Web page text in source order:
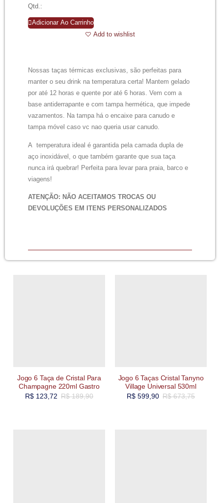
Qtd.:
Adicionar Ao Carrinho
Add to wishlist
Nossas taças térmicas exclusivas, são perfeitas para
manter o seu drink na temperatura certa! Mantem gelado
por até 12 horas e quente por até 6 horas. Vem com a
base antiderrapante e com tampa hermética, que impede
vazamentos. Na tampa há o encaixe para canudo e
tampa móvel caso vc nao queria usar canudo.
A temperatura ideal é garantida pela camada dupla de
aço inoxidável, o que também garante que sua taça
nunca irá quebrar! Perfeita para levar para praia, barco e
viagens!
ATENÇÃO: NÃO ACEITAMOS TROCAS OU
DEVOLUÇÕES EM ITENS PERSONALIZADOS
Jogo 6 Taça de Cristal Para
Champagne 220ml Gastro
R$189,90
R$123,72
Jogo 6 Taças Cristal Tanyno
Village Universal 530ml
R$673,75
R$599,90